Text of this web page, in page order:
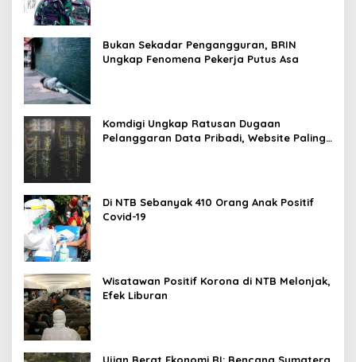
Bukan Sekadar Pengangguran, BRIN
Ungkap Fenomena Pekerja Putus Asa
Komdigi Ungkap Ratusan Dugaan
Pelanggaran Data Pribadi, Website Paling
Di NTB Sebanyak 410 Orang Anak Positif
Covid-19
Wisatawan Positif Korona di NTB Melonjak,
Efek Liburan
Ujian Berat Ekonomi RI: Bencana Sumatera